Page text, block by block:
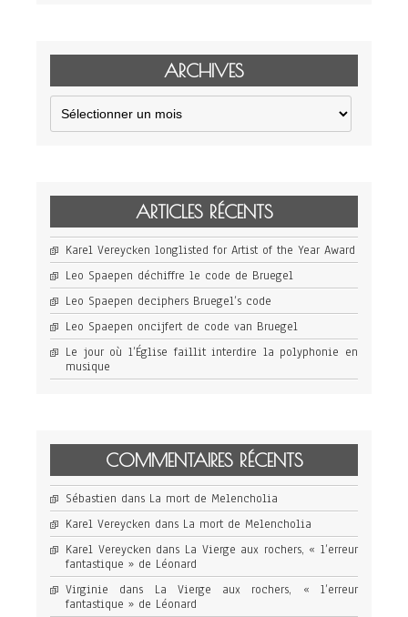
ARCHIVES
Archives
ARTICLES RÉCENTS
Karel Vereycken longlisted for Artist of the Year Award
Leo Spaepen déchiffre le code de Bruegel
Leo Spaepen deciphers Bruegel’s code
Leo Spaepen oncijfert de code van Bruegel
Le jour où l’Église faillit interdire la polyphonie en
musique
COMMENTAIRES RÉCENTS
Sébastien dans La mort de Melencholia
Karel Vereycken dans La mort de Melencholia
Karel Vereycken dans La Vierge aux rochers, « l’erreur
fantastique » de Léonard
Virginie dans La Vierge aux rochers, « l’erreur
fantastique » de Léonard